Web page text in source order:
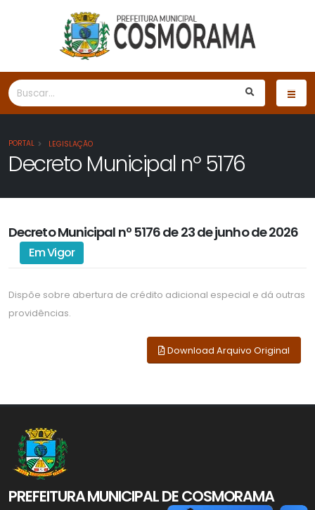
PORTAL LEGISLAÇÃO
Decreto Municipal nº 5176
Decreto Municipal nº 5176 de 23 de junho de 2026
Em Vigor
Dispõe sobre abertura de crédito adicional especial e dá outras
providências.
Download Arquivo Original
PREFEITURA MUNICIPAL DE COSMORAMA